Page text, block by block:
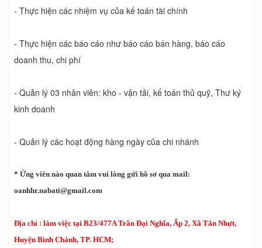
- Thực hiện các nhiệm vụ của kế toán tài chính
- Thực hiện các báo cáo như báo cáo bán hàng, báo cáo
doanh thu, chi phí
- Quản lý 03 nhân viên: kho - vận tải, kế toán thủ quỹ, Thư ký
kinh doanh
- Quản lý các hoạt động hàng ngày của chi nhánh
* Ứng viên nào quan tâm vui lòng gửi hồ sơ qua mail:
oanhhr.nabati@gmail.com
Địa chỉ : làm việc tại B23/477A Trần Đại Nghĩa, Ấp 2, Xã Tân Nhựt,
Huyện Bình Chánh, TP. HCM;